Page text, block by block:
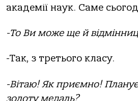
академії наук. Саме
-То Ви може ще й
-Так, з третього класу.
-Вітаю! Як приємно!
золоту медаль?